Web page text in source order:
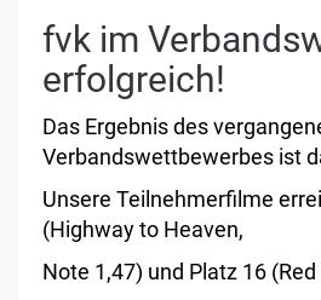
fvk im
erfolgreich!
Das Ergebnis des
Verbandswettbewerbes ist
Unsere Teilnehmerfilme
(Highway to Heaven,
Note 1,47) und Platz 16